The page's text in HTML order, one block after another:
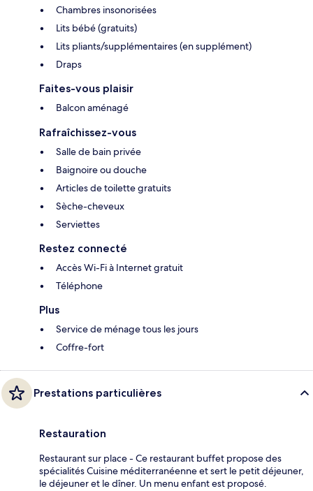
Chambres insonorisées
Lits bébé (gratuits)
Lits pliants/supplémentaires (en supplément)
Draps
Faites-vous plaisir
Balcon aménagé
Rafraîchissez-vous
Salle de bain privée
Baignoire ou douche
Articles de toilette gratuits
Sèche-cheveux
Serviettes
Restez connecté
Accès Wi-Fi à Internet gratuit
Téléphone
Plus
Service de ménage tous les jours
Coffre-fort
Prestations particulières
Restauration
Restaurant sur place - Ce restaurant buffet propose des
spécialités Cuisine méditerranéenne et sert le petit déjeuner,
le déjeuner et le dîner. Un menu enfant est proposé.